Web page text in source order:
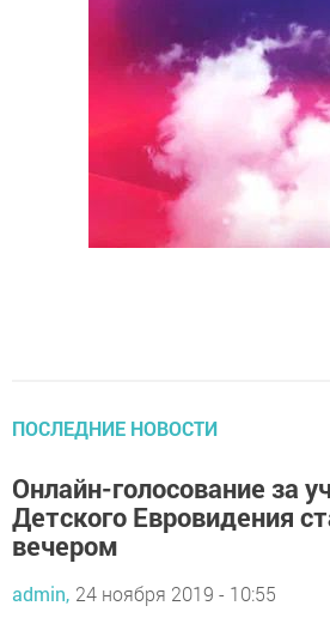
ПОСЛЕДНИЕ НОВОСТИ
Онлайн-голосование за
Детского Евровидения
вечером
admin, 24 ноября 2019 - 10:55